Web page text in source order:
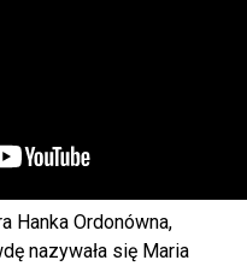
Hanka Ordonówna,
nazywała się Maria